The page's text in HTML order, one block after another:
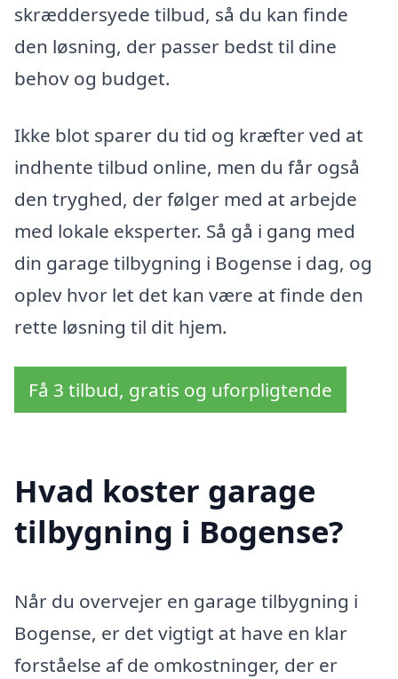
skræddersyede tilbud, så du kan finde
den løsning, der passer bedst til dine
behov og budget.
Ikke blot sparer du tid og kræfter ved at
indhente tilbud online, men du får også
den tryghed, der følger med at arbejde
med lokale eksperter. Så gå i gang med
din garage tilbygning i Bogense i dag, og
oplev hvor let det kan være at finde den
rette løsning til dit hjem.
Få 3 tilbud, gratis og uforpligtende
Hvad koster garage
tilbygning i Bogense?
Når du overvejer en garage tilbygning i
Bogense, er det vigtigt at have en klar
forståelse af de omkostninger, der er